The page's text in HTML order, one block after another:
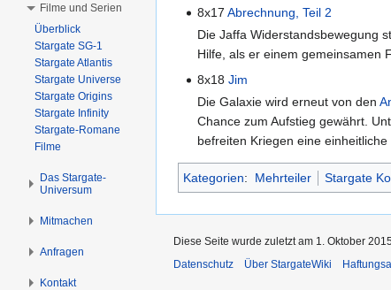
p
r
n
g
e
n
8x17Abrechnung, Teil 2
Die Jaffa Widerstandsbewegung
Hilfe, als er einem gemeinsamen
8x18Jim
Die Galaxie wird erneut von den
Chance zum Aufstieg gewährt.
befreiten Kriegen eine einheitliche
Kategorien: Mehrteiler Stargate
Filme und Serien
Überblick
Stargate SG-1
Stargate Atlantis
Stargate Universe
Stargate Origins
Stargate Infinity
Stargate-Romane
Filme
Das Stargate-
Universum
Mitmachen
Anfragen
Kontakt
Diese Seite wurde zuletzt am 1. Oktober
Datenschutz
Über StargateWiki